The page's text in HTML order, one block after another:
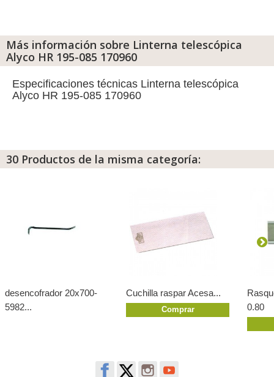
Más información sobre Linterna telescópica
Alyco HR 195-085 170960
Especificaciones técnicas Linterna telescópica
Alyco HR 195-085 170960
30 Productos de la misma categoría:
desencofrador 20x700-
5982...
Cuchilla raspar Acesa...
Comprar
0.80